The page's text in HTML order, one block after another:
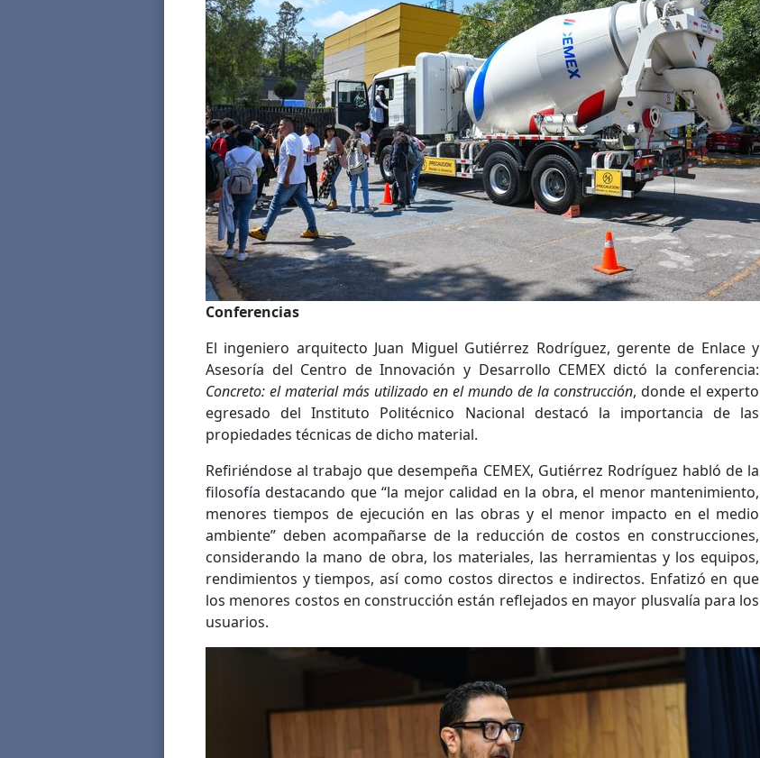
Conferencias
El ingeniero arquitecto Juan Miguel Gutiérrez Rodríguez, gerente de Enlace y
Asesoría del Centro de Innovación y Desarrollo CEMEX dictó la conferencia:
Concreto: el material más utilizado en el mundo de la construcción, donde el experto
egresado del Instituto Politécnico Nacional destacó la importancia de las
propiedades técnicas de dicho material.
Refiriéndose al trabajo que desempeña CEMEX, Gutiérrez Rodríguez habló de la
filosofía destacando que “la mejor calidad en la obra, el menor mantenimiento,
menores tiempos de ejecución en las obras y el menor impacto en el medio
ambiente” deben acompañarse de la reducción de costos en construcciones,
considerando la mano de obra, los materiales, las herramientas y los equipos,
rendimientos y tiempos, así como costos directos e indirectos. Enfatizó en que
los menores costos en construcción están reflejados en mayor plusvalía para los
usuarios.